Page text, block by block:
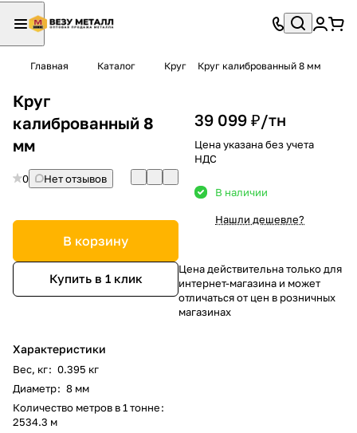
Главная Каталог Круг Круг калиброванный 8 мм
Круг
калиброванный 8
мм
0 Нет отзывов
В корзину
Купить в 1 клик
Характеристики
Вес, кг: 0.395 кг
Диаметр: 8 мм
Количество метров в 1 тонне:
2534.3 м
39 099 ₽/тн
Цена указана без учета
НДС
В наличии
Нашли дешевле?
Цена действительна только для
интернет-магазина и может
отличаться от цен в розничных
магазинах